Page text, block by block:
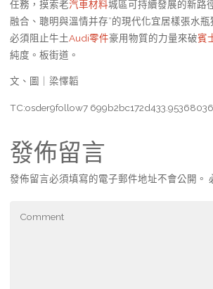
任務，摸索老汽車材料城區可持續發展的新路
融合、聰明與溫情并存”的現代化宜居樣張水
必須阻止牛土Audi零件豪用物質的力量來破賓
純度。板街道。
文、圖｜梁懌韜
TC:osder9follow7 699b2bc172d433.95368036
發佈留言
發佈留言必須填寫的電子郵件地址不會公開。